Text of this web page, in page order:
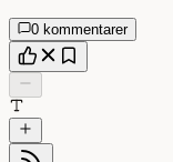
0 kommentarer